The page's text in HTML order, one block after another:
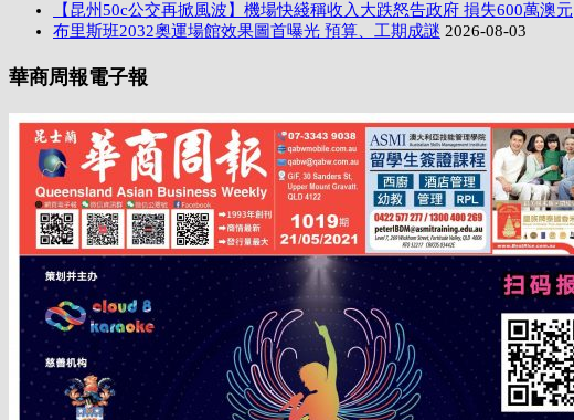
【昆州50c公交再掀風波】機場快綫稱收入大跌怒告政府 損失600萬澳元
布里斯班2032奧運場館效果圖首曝光 預算、工期成謎 2026-08-03
華商周報電子報